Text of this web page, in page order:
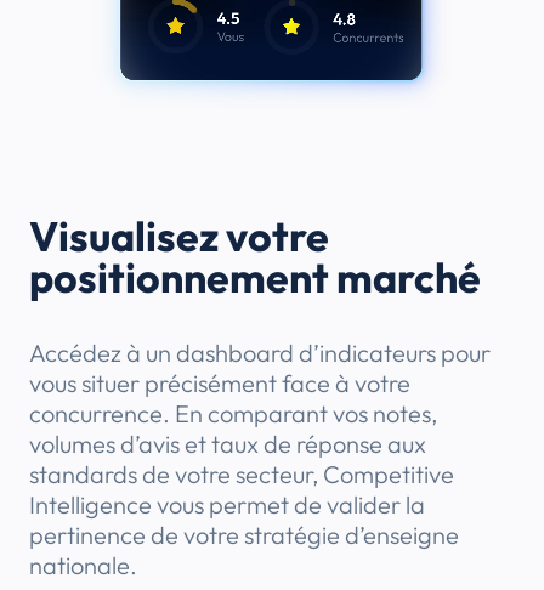
Visualisez votre
positionnement marché
Accédez à un dashboard d’indicateurs pour
vous situer précisément face à votre
concurrence. En comparant vos notes,
volumes d’avis et taux de réponse aux
standards de votre secteur, Competitive
Intelligence vous permet de valider la
pertinence de votre stratégie d’enseigne
nationale.